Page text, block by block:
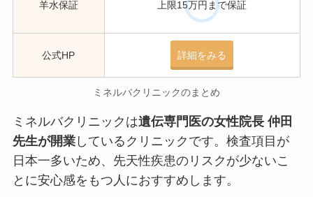
羊水保証 上限15万円まで保証
公式HP 詳細をみる
ミネルバクリニックのまとめ
ミネルバクリニックは遺伝専門医の女性院長 仲田
先生が開業しているクリニックです。検査項目が
日本一多いため、先天性疾患のリスクが少ないこ
とに安心感をもつ人におすすめします。